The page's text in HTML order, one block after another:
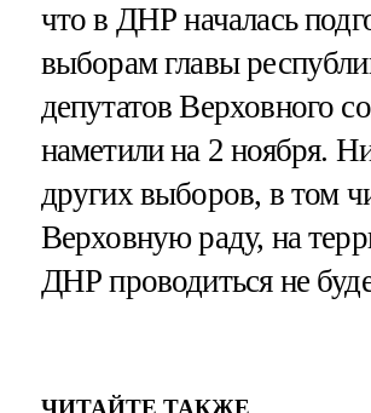
что в ДНР началась
выборам главы
депутатов Верховного
наметили на 2 ноября.
других выборов, в том
Верховную раду, на
ДНР проводиться не
ЧИТАЙТЕ ТАКЖЕ